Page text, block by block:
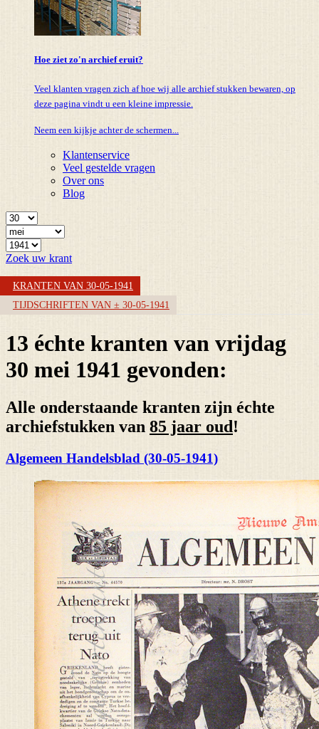
Hoe ziet zo'n archief eruit?
Veel klanten vragen zich af hoe wij alle archief stukken bewaren, op
deze pagina vindt u een kleine impressie.
Neem een kijkje achter de schermen...
Klantenservice
Veel gestelde vragen
Over ons
Blog
Zoek uw krant
KRANTEN VAN 30-05-1941
TIJDSCHRIFTEN VAN ± 30-05-1941
13 échte kranten van vrijdag
30 mei 1941 gevonden:
Alle onderstaande kranten zijn échte
archiefstukken van 85 jaar oud !
Algemeen Handelsblad (30-05-1941)